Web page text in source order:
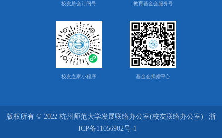
校友总会订阅号 教育基金会服务号
校友之家小程序 基金会捐赠平台
版权所有 © 2022 杭州师范大学发展联络办公室(校友联络办公室) | 浙
ICP备11056902号-1